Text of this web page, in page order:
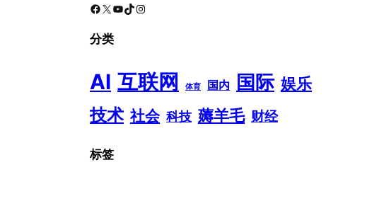
Facebook X YouTube TikTok Instagram
分类
AI 互联网 体育 国内 国际 娱乐
技术 社会 科技 薅羊毛 财经
标签